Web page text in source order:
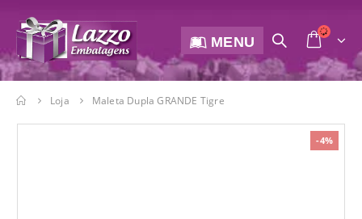
MENU
Loja Maleta Dupla GRANDE Tigre
-4%